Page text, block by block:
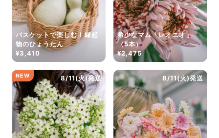
よくある質問
Q. 毎月自動でお花が届くサービスですか？
いいえ、毎月自動でお届けするサービスではありません。好
きな時に好きな花をご注文いただけます。
Q. 配送できないエリアはありますか？
ただいま沖縄・離島エリアへの配送には対応しておりませ
ん。ご了承ください。
バスケットで楽しむ！縁起
物のひょうたん
¥3,410
希少なマム「レオニオ」
（5本）
¥2,475
8/11(火)発送
NEW 8/11(火)発送